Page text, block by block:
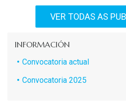
VER TODAS AS
INFORMACIÓN
Convocatoria actual
Convocatoria 2025